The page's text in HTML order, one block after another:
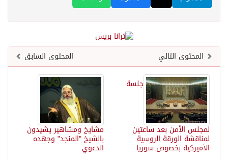
المحتوى السابق المحتوى التالي
مشايخ ومشاهير يشيدون
بالشيخ "المنجد" وجهده
الدعوي
جلسة
لمجلس الأمن بعد ساعتين
لمناقشة الورقة الروسية
الأميركية بخصوص سوريا